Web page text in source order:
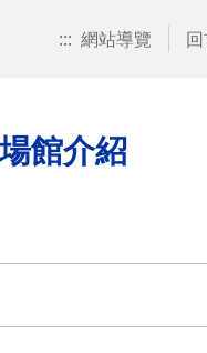
::: 網站導覽
館介紹